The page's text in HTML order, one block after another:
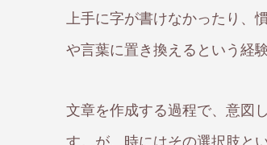
上手に字が書けなかったり
や言葉に置き換えるという経
文章を作成する過程で、意図
す。が、時にはその選択肢と